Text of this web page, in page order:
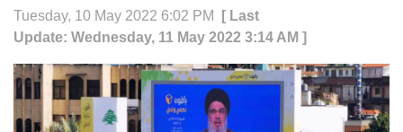
Tuesday, 10 May 2022 6:02 PM
[ Last
Update: Wednesday, 11 May 2022 3:14 AM ]